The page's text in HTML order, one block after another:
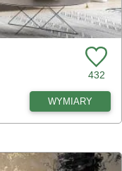
432
WYMIARY